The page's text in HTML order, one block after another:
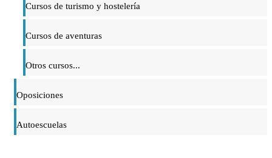
Cursos de turismo y hostelería
Cursos de aventuras
Otros cursos...
Oposiciones
Autoescuelas